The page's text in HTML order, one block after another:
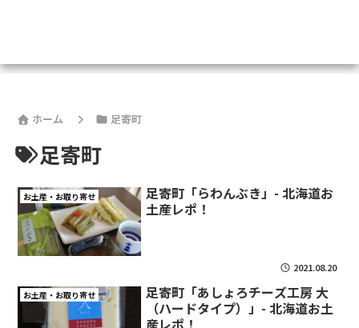
ホーム 足寄町
足寄町
お土産・お取り寄せ
足寄町「らわんぶき」- 北海道お
土産レポ！
2021.08.20
お土産・お取り寄せ
足寄町「あしょろチーズ工房 大
（ハードタイプ）」- 北海道お土
産レポ！